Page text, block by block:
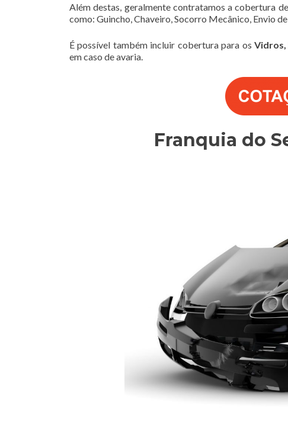
Além destas, geralmente contratamos a cobertura de
como: Guincho, Chaveiro, Socorro Mecânico, Envio
É possível também incluir cobertura para os
em caso de avaria.
Franquia do